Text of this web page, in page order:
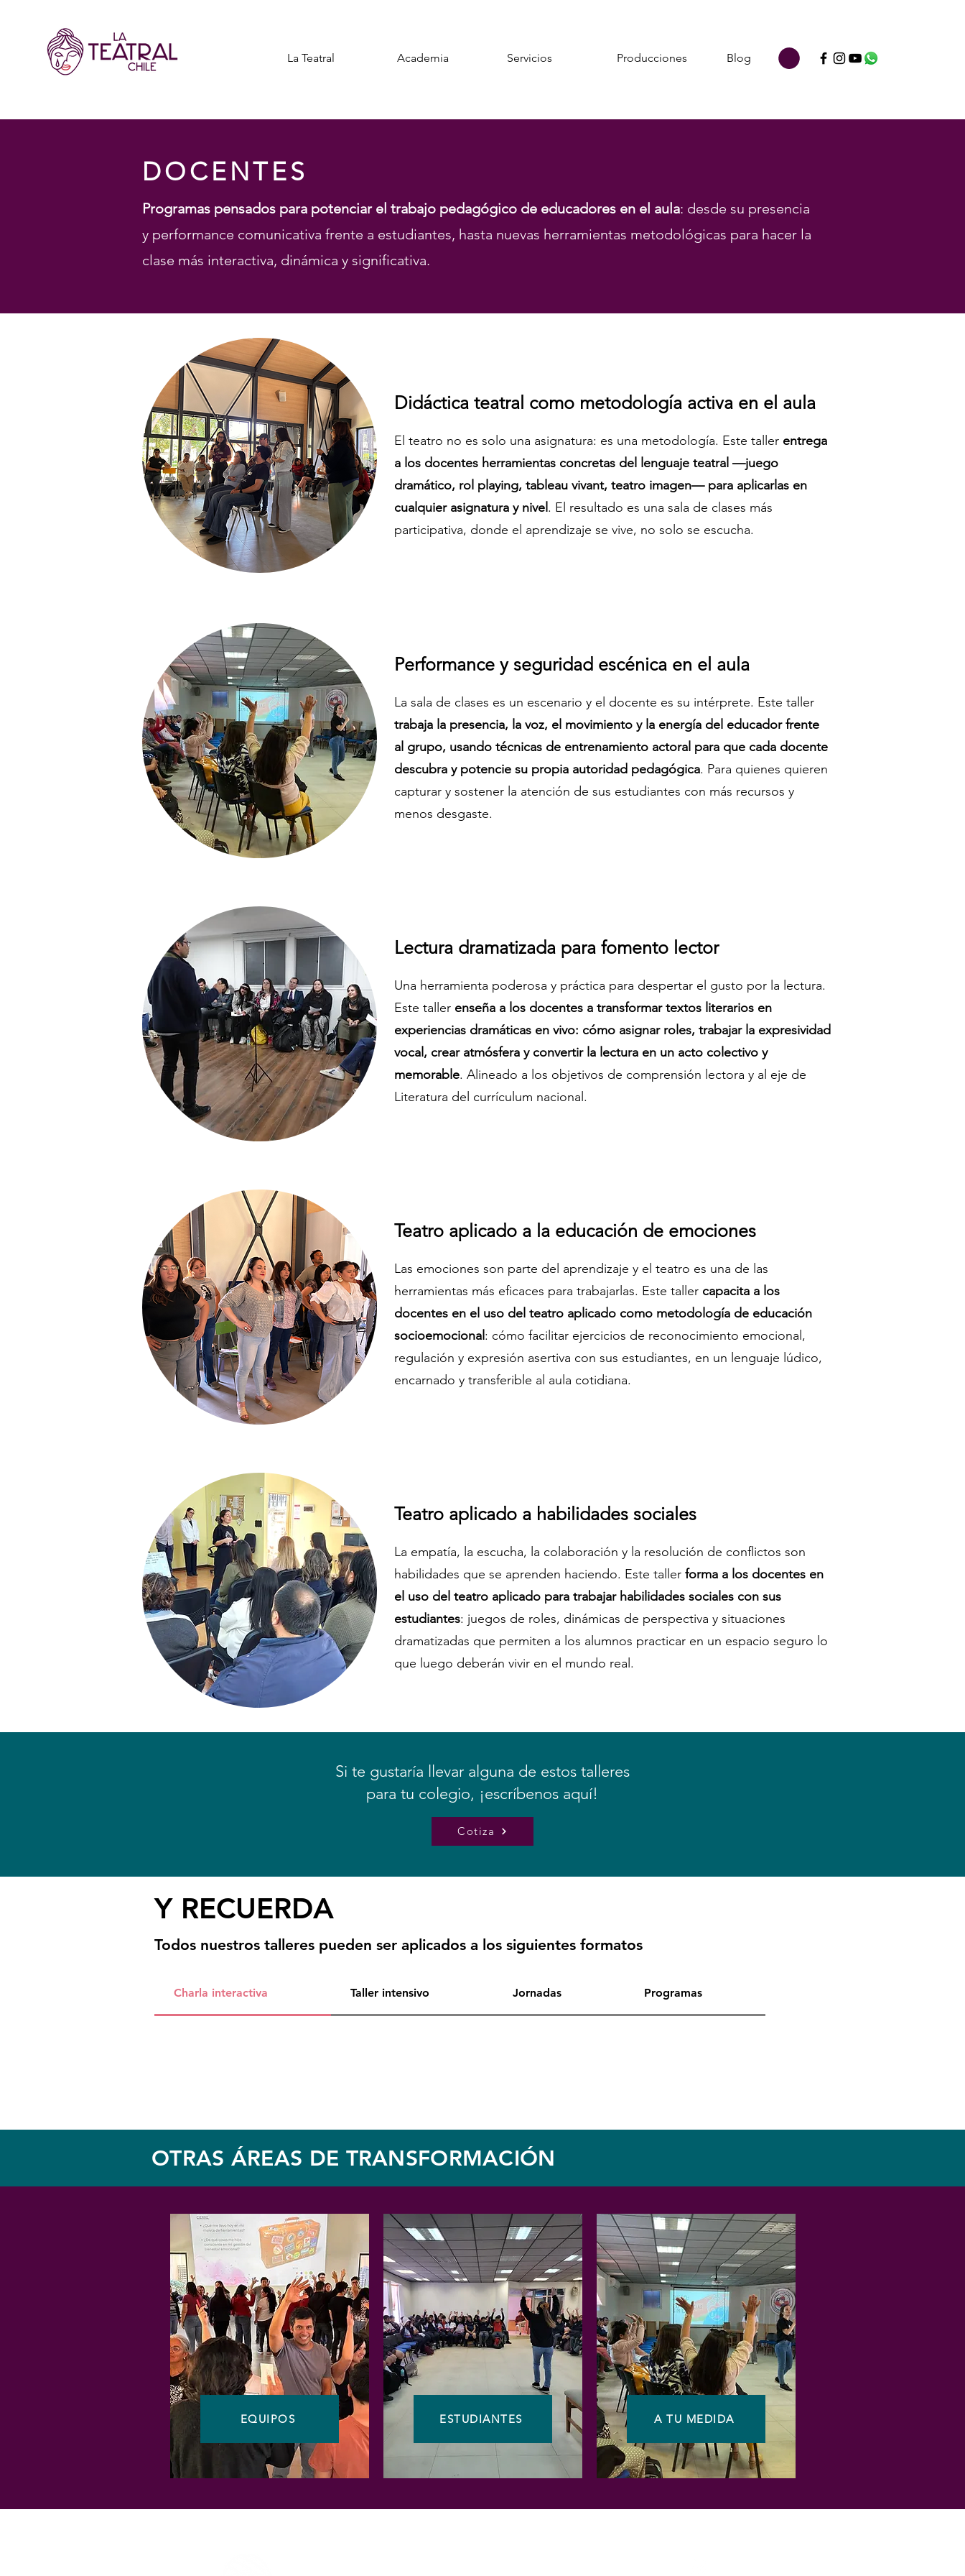
La Teatral Academia Servicios Producciones Blog
DOCENTES
Programas pensados para potenciar el trabajo pedagógico de educadores en el aula: desde su presencia
y performance comunicativa frente a estudiantes, hasta nuevas herramientas metodológicas para hacer la
clase más interactiva, dinámica y significativa.
Didáctica teatral como metodología activa en el aula
El teatro no es solo una asignatura: es una metodología. Este taller entrega
a los docentes herramientas concretas del lenguaje teatral —juego
dramático, rol playing, tableau vivant, teatro imagen— para aplicarlas en
cualquier asignatura y nivel. El resultado es una sala de clases más
participativa, donde el aprendizaje se vive, no solo se escucha.
Performance y seguridad escénica en el aula
La sala de clases es un escenario y el docente es su intérprete. Este taller
trabaja la presencia, la voz, el movimiento y la energía del educador frente
al grupo, usando técnicas de entrenamiento actoral para que cada docente
descubra y potencie su propia autoridad pedagógica. Para quienes quieren
capturar y sostener la atención de sus estudiantes con más recursos y
menos desgaste.
Lectura dramatizada para fomento lector
Una herramienta poderosa y práctica para despertar el gusto por la lectura.
Este taller enseña a los docentes a transformar textos literarios en
experiencias dramáticas en vivo: cómo asignar roles, trabajar la expresividad
vocal, crear atmósfera y convertir la lectura en un acto colectivo y
memorable. Alineado a los objetivos de comprensión lectora y al eje de
Literatura del currículum nacional.
Teatro aplicado a la educación de emociones
Las emociones son parte del aprendizaje y el teatro es una de las
herramientas más eficaces para trabajarlas. Este taller capacita a los
docentes en el uso del teatro aplicado como metodología de educación
socioemocional: cómo facilitar ejercicios de reconocimiento emocional,
regulación y expresión asertiva con sus estudiantes, en un lenguaje lúdico,
encarnado y transferible al aula cotidiana.
Teatro aplicado a habilidades sociales
La empatía, la escucha, la colaboración y la resolución de conflictos son
habilidades que se aprenden haciendo. Este taller forma a los docentes en
el uso del teatro aplicado para trabajar habilidades sociales con sus
estudiantes: juegos de roles, dinámicas de perspectiva y situaciones
dramatizadas que permiten a los alumnos practicar en un espacio seguro lo
que luego deberán vivir en el mundo real.
Si te gustaría llevar alguna de estos talleres
para tu colegio, ¡escríbenos aquí!
Cotiza
Y RECUERDA
Todos nuestros talleres pueden ser aplicados a los siguientes formatos
Charla interactiva Taller intensivo Jornadas Programas
OTRAS ÁREAS DE TRANSFORMACIÓN
EQUIPOS ESTUDIANTES A TU MEDIDA